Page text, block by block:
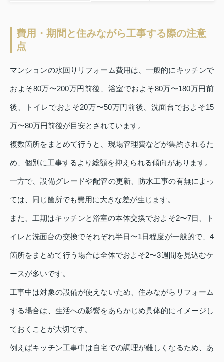
費用・期間と住みながら工事する際の注意
点
マンションの水回りリフォーム費用は、一般的にキッチンで
およそ80万〜200万円前後、浴室でおよそ80万〜180万円前
後、トイレでおよそ20万〜50万円前後、洗面台でおよそ15
万〜80万円前後が目安とされています。
複数箇所をまとめて行うと、現場管理費などが集約されるた
め、個別に工事するより総額を抑えられる傾向があります。
一方で、設備グレードや配管の更新、防水工事の有無によっ
ては、同じ箇所でも費用に大きな差が生じます。
また、工期はキッチンと浴室の本体交換でおよそ2〜7日、ト
イレと洗面台の交換でそれぞれ半日〜1日程度が一般的で、4
箇所をまとめて行う場合は全体でおよそ2〜3週間を見込むケ
ースが多いです。
工事中は対象の設備が使えないため、住みながらリフォーム
する場合は、生活への影響をあらかじめ具体的にイメージし
ておくことが大切です。
例えばキッチン工事中は自宅での調理が難しくなるため、あ